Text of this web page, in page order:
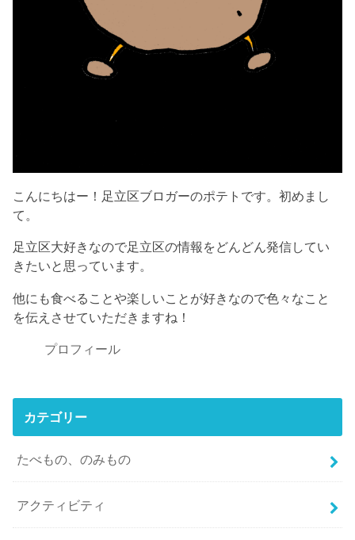
こんにちはー！足立区ブロガーのポテトです。初めまし
て。
足立区大好きなので足立区の情報をどんどん発信してい
きたいと思っています。
他にも食べることや楽しいことが好きなので色々なこと
を伝えさせていただきますね！
プロフィール
カテゴリー
たべもの、のみもの
アクティビティ